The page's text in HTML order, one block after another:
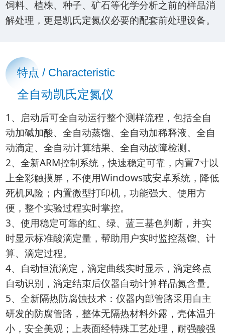
饲料、植株、种子、矿石等化学分析之前的样品消
解处理，更是凯氏定氮仪必要的配套前处理设备。
特点 / Characteristic
全自动凯氏定氮仪
1、启动后可全自动运行整个测样流程，包括全自
动加碱加酸、全自动蒸馏、全自动加稀释液、全自
动滴定、全自动计算结果、全自动故障检测。
2、全新ARM控制系统，快速稳定可靠，内置7寸以
上全彩触摸屏，不使用Windows或安卓系统，降低
死机风险；内置微型打印机，功能强大、使用方
便，整个实验过程实时掌控。
3、使用稳定可靠的红、绿、蓝三基色判断，并实
时显示标准酸滴定量，帮助用户实时监控蒸馏、计
算、滴定过程。
4、自动恒流滴定，滴定曲线实时显示，滴定终点
自动识别，滴定结束后仪器自动计算样品氮含量。
5、全新隔热防腐蚀技术：仪器内部管路采用自主
研发的防腐管路，整体无隔热材料外露，壳体温升
小，安全美观；上表面经特殊工艺处理，耐强酸强